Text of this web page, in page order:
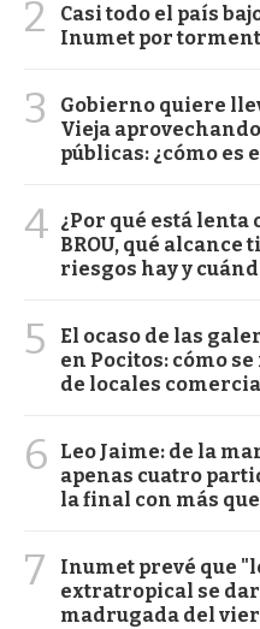
2
Casi todo el país
Inumet por
3
Gobierno quiere
Vieja
públicas: ¿cómo es
4 ¿Por qué está lenta
BROU, qué alcance
riesgos hay y
5
El ocaso de las
en Pocitos: cómo
de locales
6
Leo Jaime: de la
apenas cuatro
la final con más
7
Inumet prevé que
extratropical se
madrugada del